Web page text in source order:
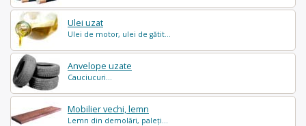
Ulei uzat
Ulei de motor, ulei de gătit...
Anvelope uzate
Cauciucuri...
Mobilier vechi, lemn
Lemn din demolări, paleți...